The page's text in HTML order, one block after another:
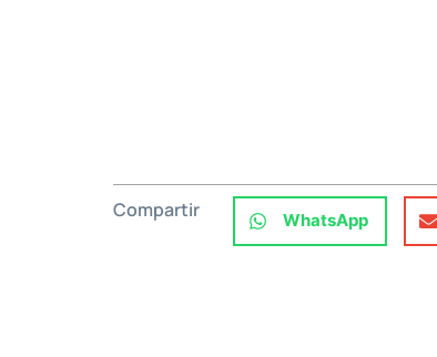
Compartir WhatsApp